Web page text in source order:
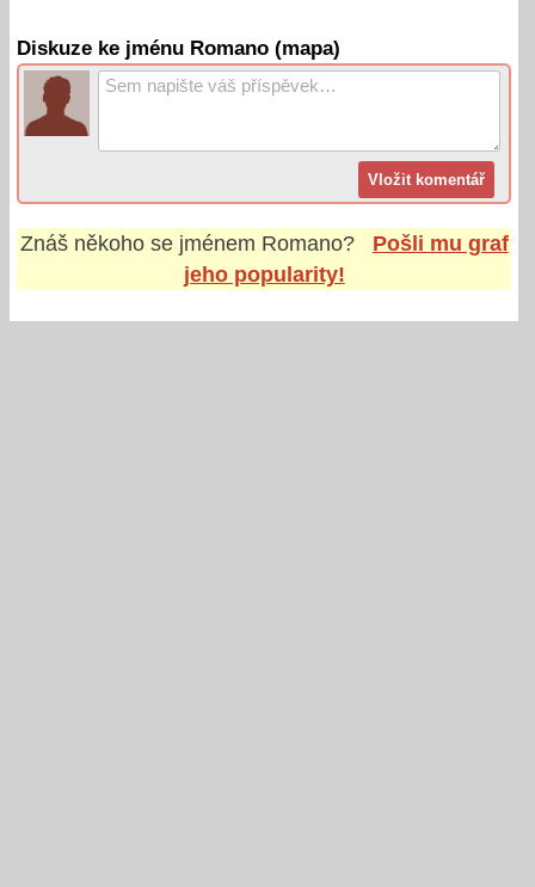
Diskuze ke jménu Romano (mapa)
Znáš někoho se jménem Romano?
Pošli mu graf
jeho popularity!